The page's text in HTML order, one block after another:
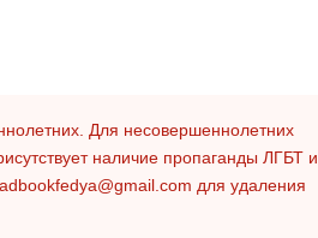
Для несовершеннолетних
наличие пропаганды ЛГБТ и
для удаления